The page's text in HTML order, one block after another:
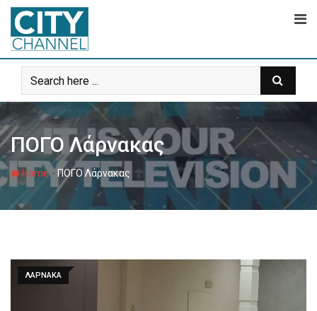
Skip
content
ΠΟΓΟ Λάρνακας
Home- ΠΟΓΟ Λάρνακας
ΛΑΡΝΑΚΑ